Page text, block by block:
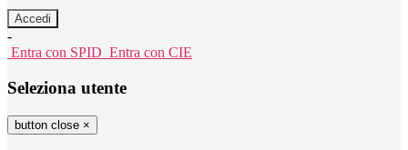
-
Entra con SPID Entra con CIE
Seleziona utente
button close ×